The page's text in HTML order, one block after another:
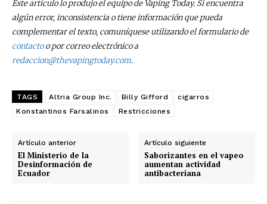
Este artículo lo produjo el equipo de Vaping Today. Si encuentra
algún error, inconsistencia o tiene información que pueda
complementar el texto, comuníquese utilizando el formulario de
contactoo por correo electrónico a
redaccion@thevapingtoday.com.
TAGS Altria Group Inc. Billy Gifford
cigarros
Konstantinos Farsalinos
Restricciones
Artículo anterior
El Ministerio de la
Desinformación de
Ecuador
Artículo siguiente
Saborizantes en el vapeo
aumentan actividad
antibacteriana